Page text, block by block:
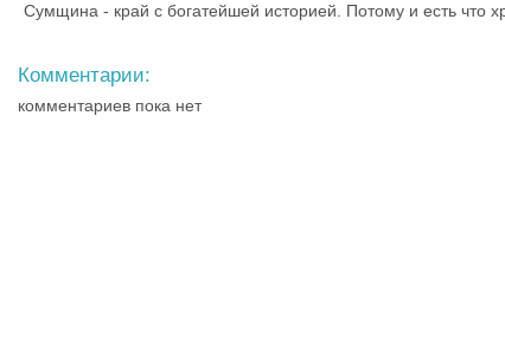
Сумщина - край с богатейшей историей. Потому и есть что
Комментарии:
комментариев пока нет